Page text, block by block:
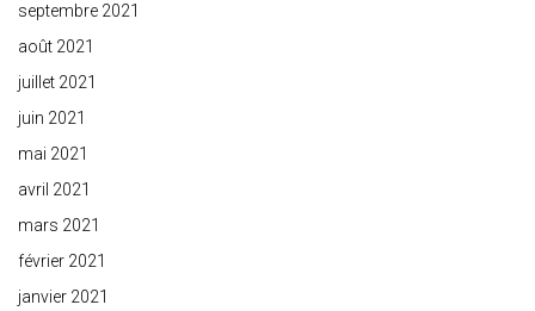
septembre 2021
août 2021
juillet 2021
juin 2021
mai 2021
avril 2021
mars 2021
février 2021
janvier 2021